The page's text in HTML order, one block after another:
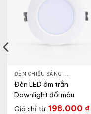
ĐÈN CHIẾU SÁNG , ĐÈN
Đèn LED âm trần
Downlight đổi màu
Giá chỉ từ: 198.000 ₫
, THIẾT BỊ CHIẾU SÁNG